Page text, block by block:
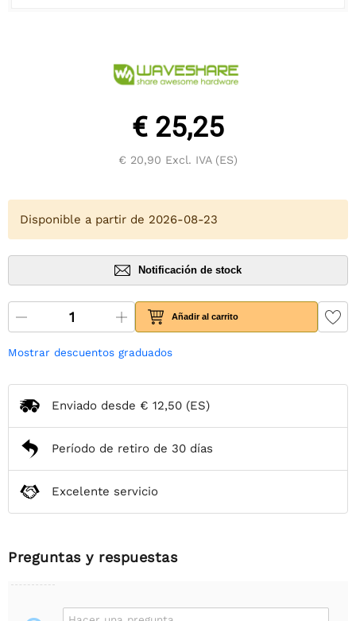
€ 25,25
€ 20,90 Excl. IVA (ES)
Disponible a partir de 2026-08-23
Notificación de stock
Añadir al carrito
Mostrar descuentos graduados
Enviado desde € 12,50 (ES)
Período de retiro de 30 días
Excelente servicio
Preguntas y respuestas